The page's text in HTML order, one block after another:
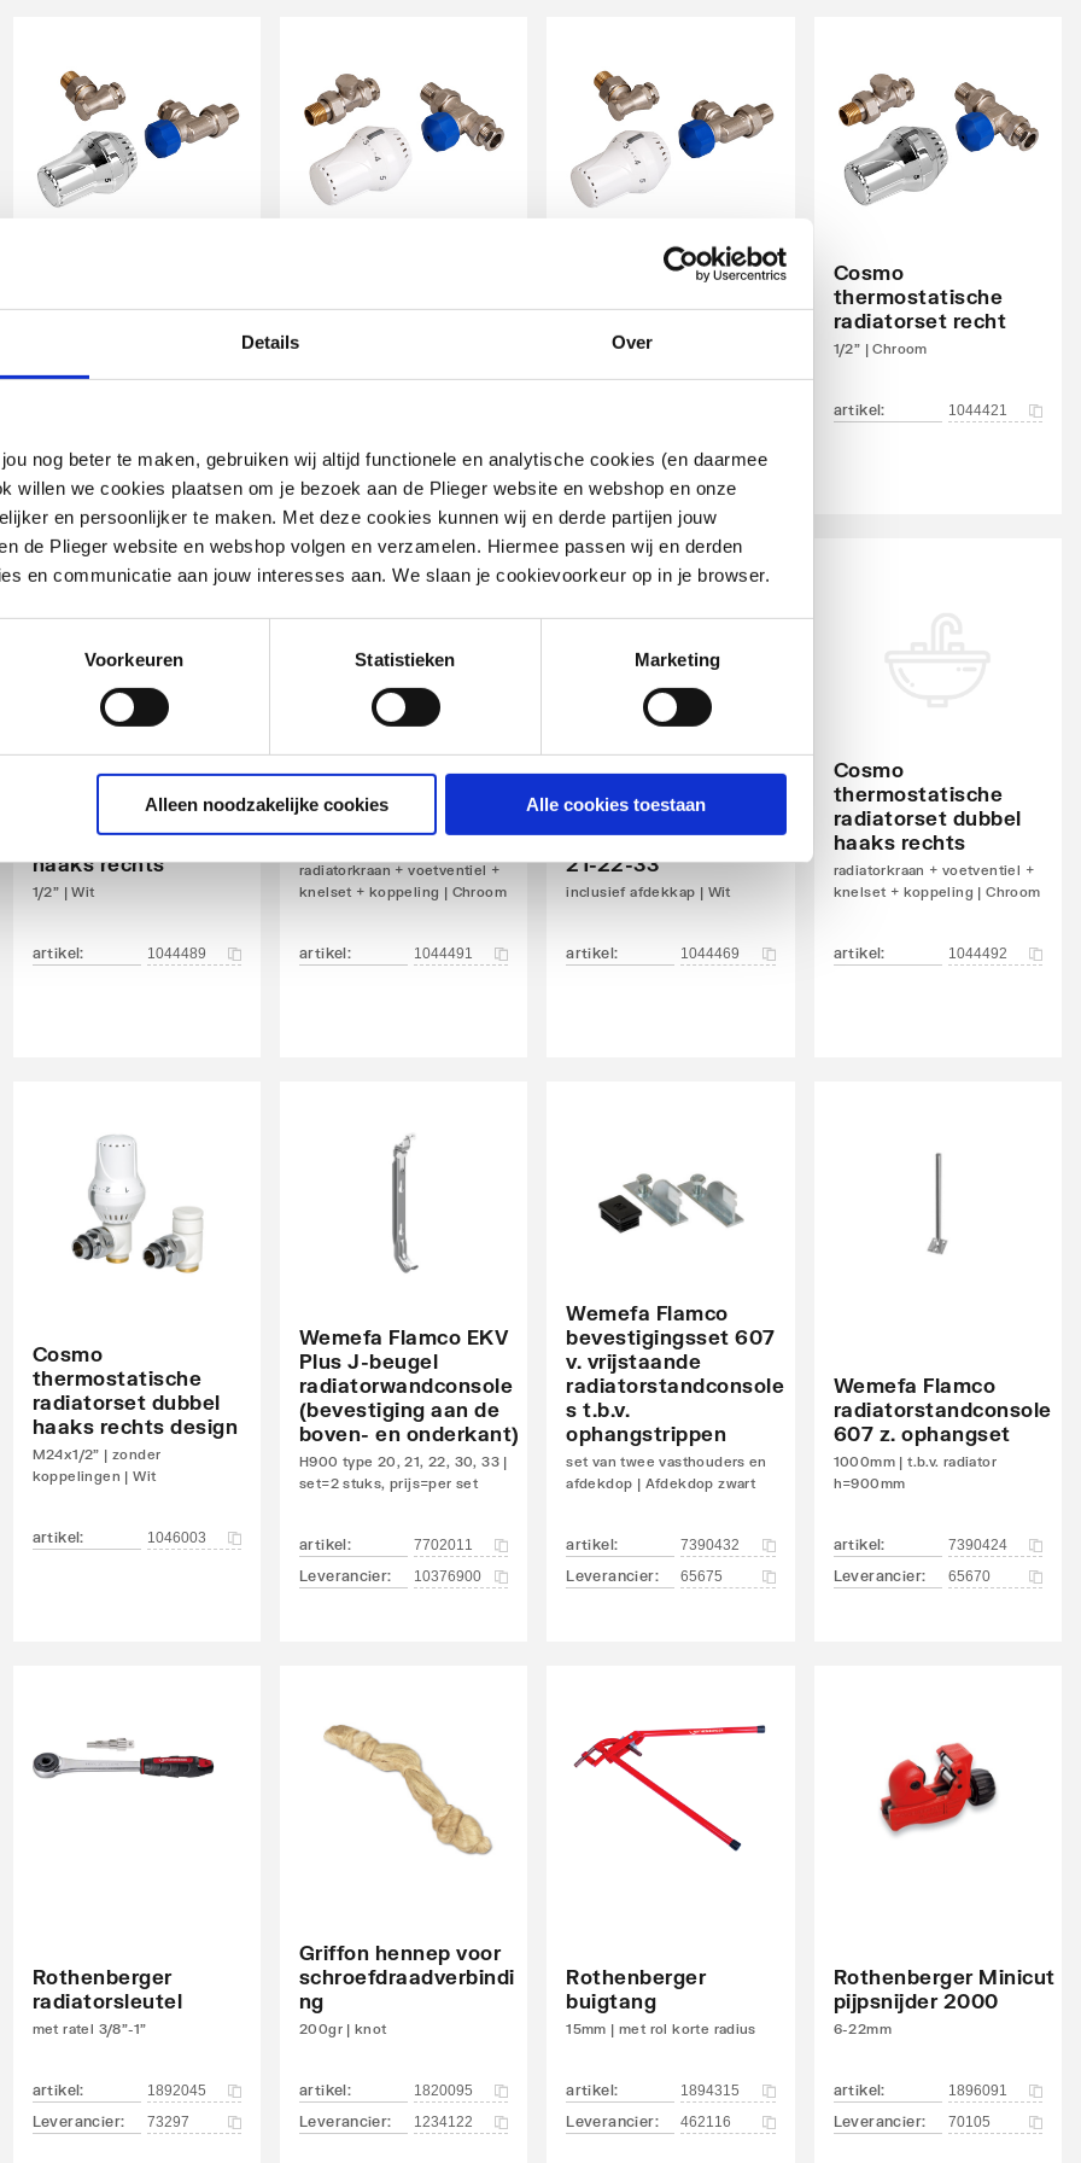
Details Over
nog beter te maken, gebruiken wij altijd functionele en analytische cookies (en daarmee
willen we cookies plaatsen om je bezoek aan de Plieger website en webshop en onze
en persoonlijker te maken. Met deze cookies kunnen wij en derde partijen jouw
de Plieger website en webshop volgen en verzamelen. Hiermee passen wij en derden
en communicatie aan jouw interesses aan. We slaan je cookievoorkeur op in je browser.
Voorkeuren Statistieken Marketing
Alleen noodzakelijke cookies Alle cookies toestaan
1/2" | Wit
thermostatische
1/2" | Wit
Cosmo
thermostatische
radiatorset recht
1/2" | Chroom
artikel: 1044421
thermostatische
radiatorset dubbel
haaks rechts
1/2" | Wit
artikel: 1044489
Cosmo
thermostatische
radiatorset dubbel
haaks links
radiatorkraan + voetventiel +
knelset + koppeling | Chroom
artikel: 1044491
Cosmo standconsole
universeel type 20-
21-22-33
inclusief afdekkap | Wit
artikel: 1044469
Cosmo
thermostatische
radiatorset dubbel
haaks rechts
radiatorkraan + voetventiel +
knelset + koppeling | Chroom
artikel: 1044492
Cosmo
thermostatische
radiatorset dubbel
haaks rechts design
M24x1/2" | zonder
koppelingen | Wit
artikel: 1046003
Wemefa Flamco EKV
Plus J-beugel
radiatorwandconsole
(bevestiging aan de
boven- en onderkant)
H900 type 20, 21, 22, 30, 33 |
set=2 stuks, prijs=per set
artikel: 7702011
Leverancier: 10376900
Wemefa Flamco
bevestigingsset 607
v. vrijstaande
radiatorstandconsole
s t.b.v.
ophangstrippen
set van twee vasthouders en
afdekdop | Afdekdop zwart
artikel: 7390432
Leverancier: 65675
Wemefa Flamco
radiatorstandconsole
607 z. ophangset
1000mm | t.b.v. radiator
h=900mm
artikel: 7390424
Leverancier: 65670
Rothenberger
radiatorsleutel
met ratel 3/8"-1"
artikel: 1892045
Leverancier: 73297
Griffon hennep voor
schroefdraadverbindi
ng
200gr | knot
artikel: 1820095
Leverancier: 1234122
Rothenberger
buigtang
15mm | met rol korte radius
artikel: 1894315
Leverancier: 462116
Rothenberger Minicut
pijpsnijder 2000
6-22mm
artikel: 1896091
Leverancier: 70105